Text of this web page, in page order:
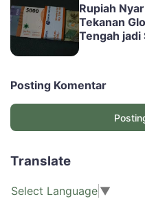
Rupiah
Tekanan
Tengah jadi
Posting Komentar
Translate
Select Language ▼